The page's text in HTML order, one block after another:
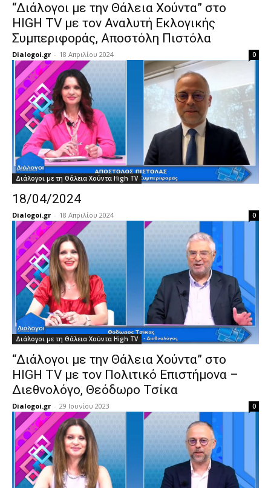
“Διάλογοι με την Θάλεια Χούντα” στο
HIGH TV με τον Αναλυτή Εκλογικής
Συμπεριφοράς, Αποστόλη Πιστόλα
Dialogoi.gr - 18 Απριλίου 2024 0
Διάλογοι με τη Θάλεια Χούντα High TV
18/04/2024
Dialogoi.gr - 18 Απριλίου 2024 0
Διάλογοι με τη Θάλεια Χούντα High TV
“Διάλογοι με την Θάλεια Χούντα” στο
HIGH TV με τον Πολιτικό Επιστήμονα –
Διεθνολόγο, Θεόδωρο Τσίκα
Dialogoi.gr - 29 Ιουνίου 2023 0